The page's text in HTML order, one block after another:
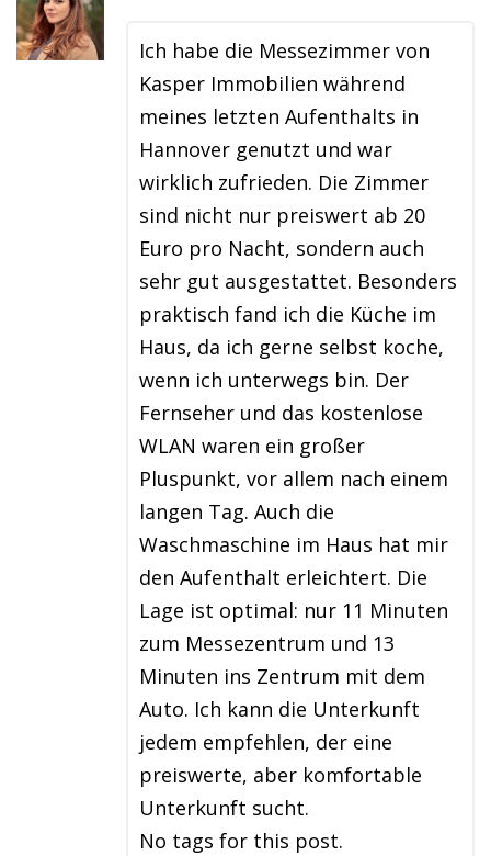
Ich habe die Messezimmer von
Kasper Immobilien während
meines letzten Aufenthalts in
Hannover genutzt und war
wirklich zufrieden. Die Zimmer
sind nicht nur preiswert ab 20
Euro pro Nacht, sondern auch
sehr gut ausgestattet. Besonders
praktisch fand ich die Küche im
Haus, da ich gerne selbst koche,
wenn ich unterwegs bin. Der
Fernseher und das kostenlose
WLAN waren ein großer
Pluspunkt, vor allem nach einem
langen Tag. Auch die
Waschmaschine im Haus hat mir
den Aufenthalt erleichtert. Die
Lage ist optimal: nur 11 Minuten
zum Messezentrum und 13
Minuten ins Zentrum mit dem
Auto. Ich kann die Unterkunft
jedem empfehlen, der eine
preiswerte, aber komfortable
Unterkunft sucht.
No tags for this post.